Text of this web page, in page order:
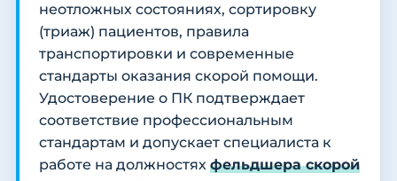
неотложных состояниях, сортировку
(триаж) пациентов, правила
транспортировки и современные
стандарты оказания скорой помощи.
Удостоверение о ПК подтверждает
соответствие профессиональным
стандартам и допускает специалиста к
работе на должностях фельдшера скорой